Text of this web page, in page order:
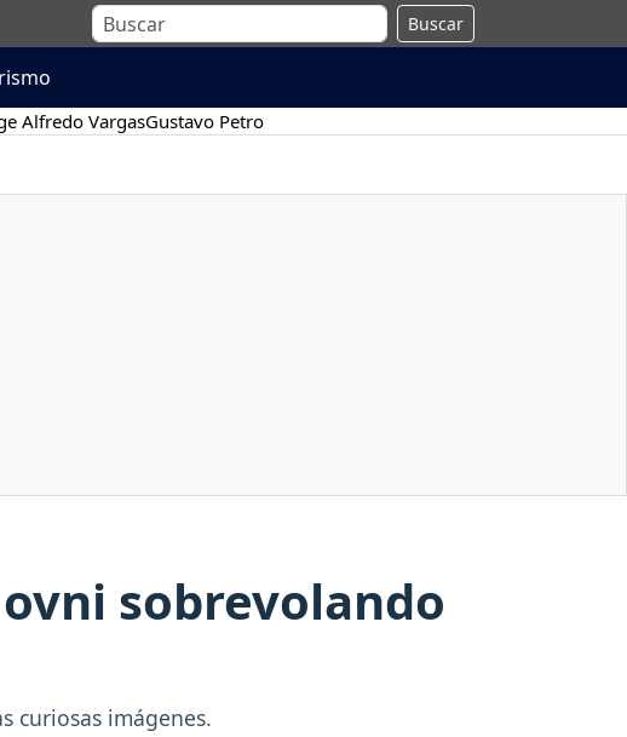
Buscar
Alfredo VargasGustavo Petro
sobrevolando
curiosas imágenes.